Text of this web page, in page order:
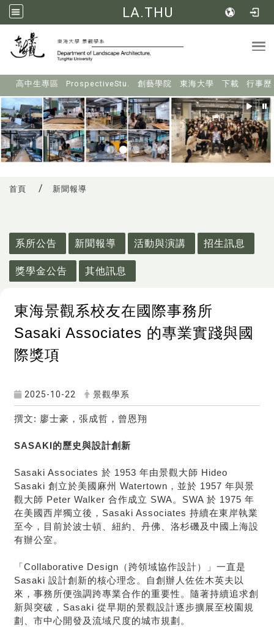
LA.THU
高中生專區 ProspectiveStu. 創藝學院 東海大學 下載 行事歷
首頁 新聞報導
系所公告
新聞報導 活動與演講 招生訊息
獎學金公告 其他訊息
東海景觀系校友在國際事務所
Sasaki Associates 的專業實踐與國
際獎項
2025-10-22 景觀學系
撰文: 廖士豪，張成哲，曾恩翔
SASAKI 的歷史與設計創新
Sasaki Associates 於 1953 年由景觀大師 Hideo
Sasaki 創立於美國麻州 Watertown，並於 1957 年與景
觀大師 Peter Walker 合作成立 SWA。SWA 於 1975 年
在美國西岸獨立後，Sasaki Associates 持續在東岸執業
至今，目前於波士頓、紐約、丹佛、洛杉磯及中國上海設
有辦公室。
「Collaborative Design（跨領域協作設計）」一直是
Sasaki 設計創新的核心理念。自創辦人佐佐木英夫以
來，事務所便強調跨專業合作的重要性。隨著持續追求創
新與突破，Sasaki 從早期的景觀設計逐步擴展至校園規
劃、市中心開發及流域尺度的城市規劃。